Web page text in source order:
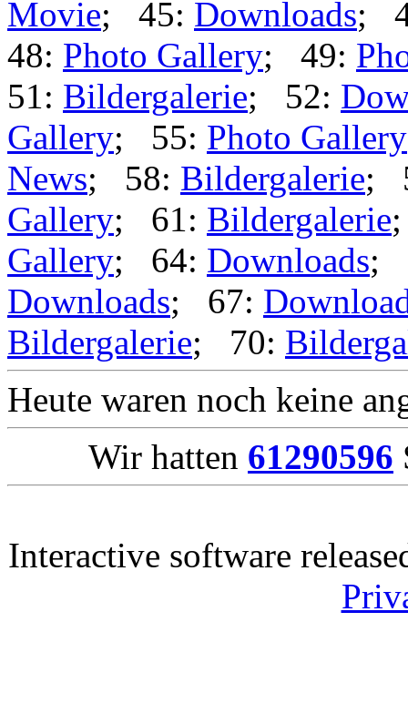
Movie; 45: Downloads;
48: Photo Gallery; 49:
51: Bildergalerie; 52:
Gallery; 55: Photo Gallery
News; 58: Bildergalerie;
Gallery; 61: Bildergalerie
Gallery; 64: Downloads;
Downloads; 67:
Bildergalerie; 70:
Heute waren noch keine
Wir hatten 61290596
Interactive software